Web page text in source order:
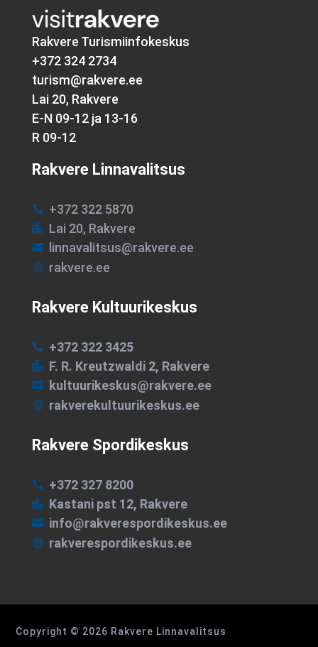
Rakvere Turismiinfokeskus
+372 324 2734
turism@rakvere.ee
Lai 20, Rakvere
E-N 09-12 ja 13-16
R 09-12
Rakvere Linnavalitsus
 +372 322 5870
 Lai 20, Rakvere
 linnavalitsus@rakvere.ee
 rakvere.ee
Rakvere Kultuurikeskus
 +372 322 3425
 F. R. Kreutzwaldi 2, Rakvere
 kultuurikeskus@rakvere.ee
 rakverekultuurikeskus.ee
Rakvere Spordikeskus
 +372 327 8200
 Kastani pst 12, Rakvere
 info@rakverespordikeskus.ee
 rakverespordikeskus.ee
Copyright © 2026 Rakvere Linnavalitsus